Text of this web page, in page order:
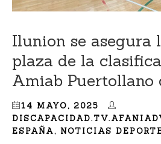
Ilunion se asegura
plaza de la
Amiab Puertollano
14 MAYO, 2025
ESPAÑA, NOTICIAS